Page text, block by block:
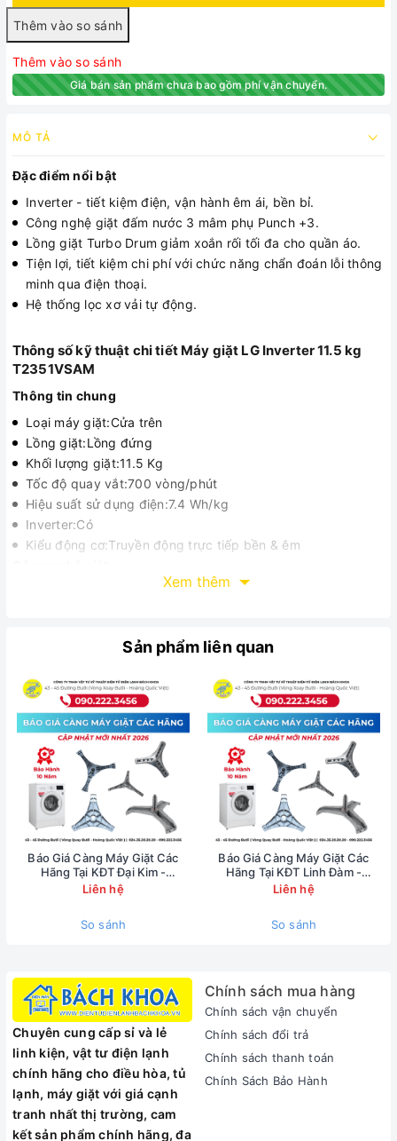
Thêm vào so sánh
Giá bán sản phẩm chưa bao gồm phí vận chuyển.
MÔ TẢ
Đặc điểm nổi bật
Inverter - tiết kiệm điện, vận hành êm ái, bền bỉ.
Công nghệ giặt đấm nước 3 mâm phụ Punch +3.
Lồng giặt Turbo Drum giảm xoắn rối tối đa cho quần áo.
Tiện lợi, tiết kiệm chi phí với chức năng chẩn đoán lỗi thông
minh qua điện thoại.
Hệ thống lọc xơ vải tự động.
Thông số kỹ thuật chi tiết Máy giặt LG Inverter 11.5 kg
T2351VSAM
Thông tin chung
Loại máy giặt:Cửa trên
Lồng giặt:Lồng đứng
Khối lượng giặt:11.5 Kg
Tốc độ quay vắt:700 vòng/phút
Hiệu suất sử dụng điện:7.4 Wh/kg
Inverter:Có
Kiểu động cơ:Truyền động trực tiếp bền & êm
Công nghệ giặt:Punch+3, Turbo Drum
Chương trình hoạt động:8 chương trình
Chất liệu lồng giặt:Thép không gỉ
Chất liệu vỏ máy:Kim loại sơn tĩnh điện
Chất liệu nắp máy:Kính chịu lực
Bảng điều khiển:Tiếng Việt nút nhấn có màn hình hiển thị
Số người sử dụng:Từ trên 6 người (Trên 8.5 kg)
Kích thước - Khối lượng:Cao 99.2 cm - Ngang 59 cm - Sâu
60.6 cm - Nặng 40 kg
Nơi sản xuất:Việt Nam
Năm ra mắt:2017
Hãng:LG.
Xem thêm
Sản phẩm liên quan
Báo Giá Càng Máy Giặt Các
Hãng Tại KĐT Đại Kim -
0902223456
Liên hệ
So sánh
Báo Giá Càng Máy Giặt Các
Hãng Tại KĐT Linh Đàm -
0902223456
Liên hệ
So sánh
Chuyên cung cấp sỉ và lẻ
linh kiện, vật tư điện lạnh
chính hãng cho điều hòa, tủ
lạnh, máy giặt với giá cạnh
tranh nhất thị trường, cam
kết sản phẩm chính hãng, đa
Chính sách mua hàng
Chính sách vận chuyển
Chính sách đổi trả
Chính sách thanh toán
Chính Sách Bảo Hành